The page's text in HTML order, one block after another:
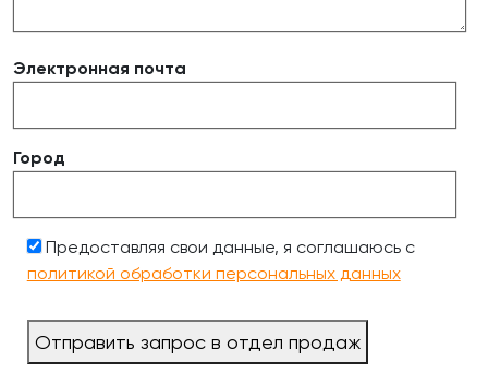
Электронная почта
Город
Предоставляя свои данные, я соглашаюсь с
политикой обработки персональных данных
Отправить запрос в отдел продаж